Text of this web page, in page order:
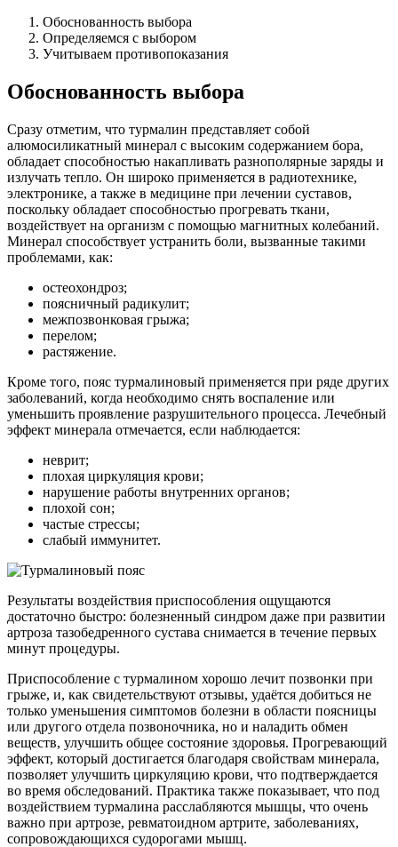
Обоснованность выбора
Определяемся с выбором
Учитываем противопоказания
Обоснованность выбора
Сразу отметим, что турмалин представляет собой
алюмосиликатный минерал с высоким содержанием бора,
обладает способностью накапливать разнополярные заряды и
излучать тепло. Он широко применяется в радиотехнике,
электронике, а также в медицине при лечении суставов,
поскольку обладает способностью прогревать ткани,
воздействует на организм с помощью магнитных колебаний.
Минерал способствует устранить боли, вызванные такими
проблемами, как:
остеохондроз;
поясничный радикулит;
межпозвонковая грыжа;
перелом;
растяжение.
Кроме того, пояс турмалиновый применяется при ряде других
заболеваний, когда необходимо снять воспаление или
уменьшить проявление разрушительного процесса. Лечебный
эффект минерала отмечается, если наблюдается:
неврит;
плохая циркуляция крови;
нарушение работы внутренних органов;
плохой сон;
частые стрессы;
слабый иммунитет.
Результаты воздействия приспособления ощущаются
достаточно быстро: болезненный синдром даже при развитии
артроза тазобедренного сустава снимается в течение первых
минут процедуры.
Приспособление с турмалином хорошо лечит позвонки при
грыже, и, как свидетельствуют отзывы, удаётся добиться не
только уменьшения симптомов болезни в области поясницы
или другого отдела позвоночника, но и наладить обмен
веществ, улучшить общее состояние здоровья. Прогревающий
эффект, который достигается благодаря свойствам минерала,
позволяет улучшить циркуляцию крови, что подтверждается
во время обследований. Практика также показывает, что под
воздействием турмалина расслабляются мышцы, что очень
важно при артрозе, ревматоидном артрите, заболеваниях,
сопровождающихся судорогами мышц.